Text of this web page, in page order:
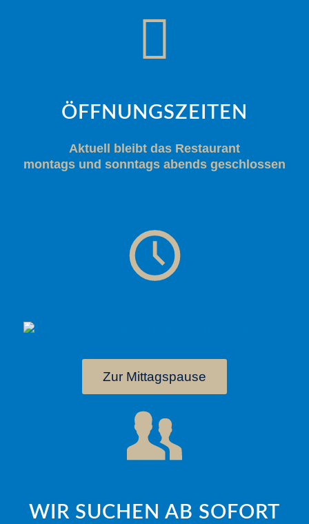
ÖFFNUNGSZEITEN
Aktuell bleibt das Restaurant
montags und sonntags abends geschlossen
Zur Mittagspause
WIR SUCHEN AB SOFORT